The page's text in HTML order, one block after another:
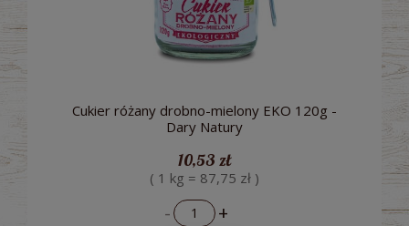
Cukier różany drobno-mielony EKO 120g -
Dary Natury
10,53 zł
( 1 kg = 87,75 zł )
- +